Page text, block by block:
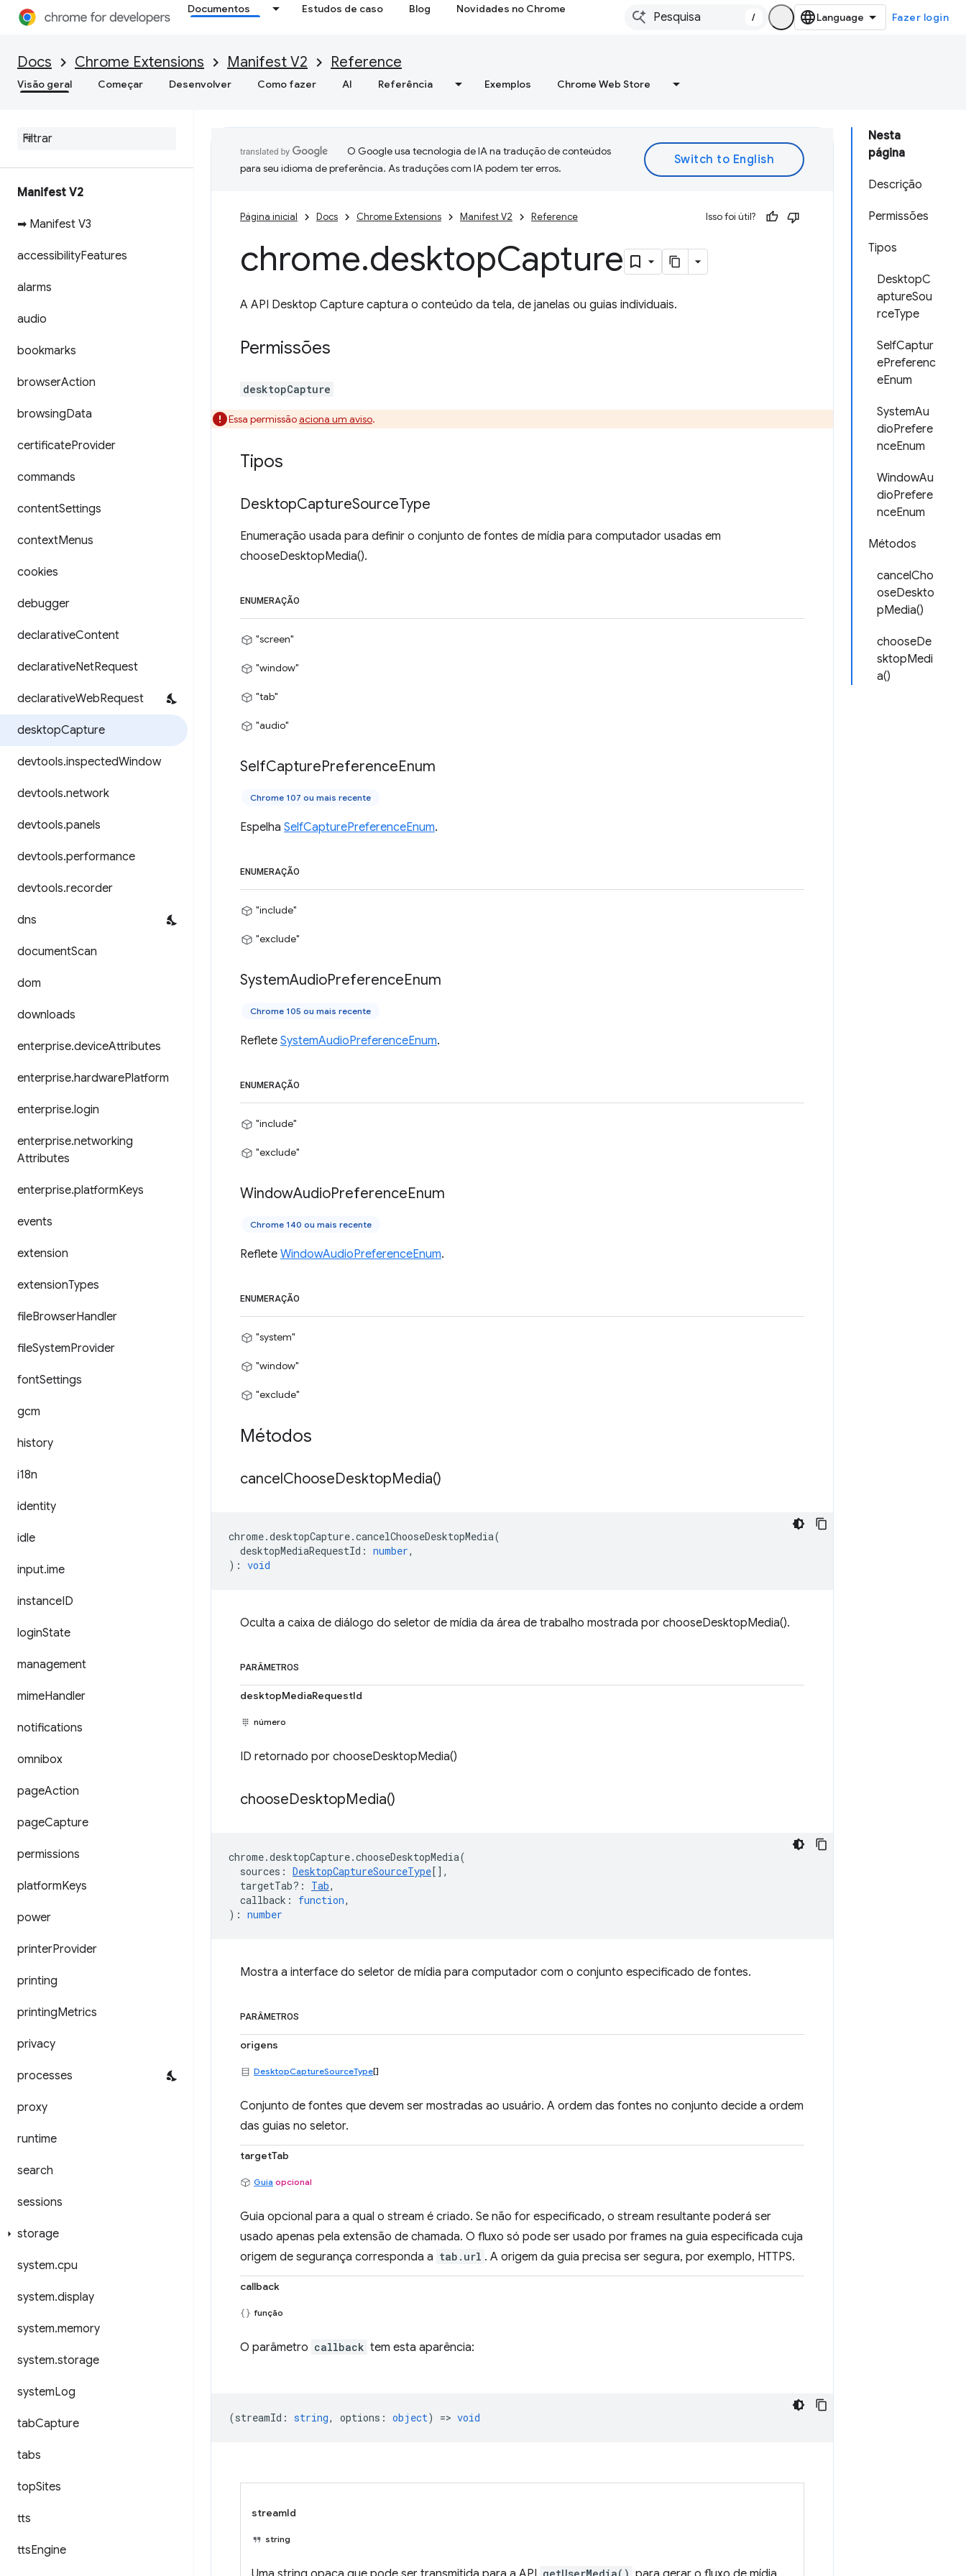
Documentos Estudos de caso Blog Novidades no Chrome
/ Fazer login
Docs Chrome Extensions Manifest V2 Reference
Visão geral Começar Desenvolver Como fazer AI Referência Exemplos Chrome Web Store
Manifest V2
➡ Manifest V3
accessibilityFeatures
alarms
audio
bookmarks
browserAction
browsingData
certificateProvider
commands
contentSettings
contextMenus
cookies
debugger
declarativeContent
declarativeNetRequest
declarativeWebRequest
desktopCapture
devtools.inspectedWindow
devtools.network
devtools.panels
devtools.performance
devtools.recorder
dns
documentScan
dom
downloads
enterprise.deviceAttributes
enterprise.hardwarePlatform
enterprise.login
enterprise.networking
Attributes
enterprise.platformKeys
events
extension
extensionTypes
fileBrowserHandler
fileSystemProvider
fontSettings
gcm
history
i18n
identity
idle
input.ime
instanceID
loginState
management
mimeHandler
notifications
omnibox
pageAction
pageCapture
permissions
platformKeys
power
printerProvider
printing
printingMetrics
privacy
processes
proxy
runtime
search
sessions
storage
system.cpu
system.display
system.memory
system.storage
systemLog
tabCapture
tabs
topSites
tts
ttsEngine
Nesta
página
Descrição
Permissões
Tipos
DesktopC
aptureSou
rceType
SelfCaptur
ePreferenc
eEnum
SystemAu
dioPrefere
nceEnum
WindowAu
dioPrefere
nceEnum
Métodos
cancelCho
oseDeskto
pMedia()
chooseDe
sktopMedi
a()
O Google usa tecnologia de IA na tradução de conteúdos
para seu idioma de preferência. As traduções com IA podem ter erros.
Página inicial Docs Chrome Extensions Manifest V2 Reference Isso foi útil?
chrome.desktopCapture
A API Desktop Capture captura o conteúdo da tela, de janelas ou guias individuais.
Permissões
desktopCapture
Essa permissãoaciona um aviso.
Tipos
DesktopCaptureSourceType
Enumeração usada para definir o conjunto de fontes de mídia para computador usadas em
chooseDesktopMedia().
ENUMERAÇÃO
"screen"
"window"
"tab"
"audio"
SelfCapturePreferenceEnum
Chrome 107 ou mais recente
Espelha SelfCapturePreferenceEnum.
ENUMERAÇÃO
"include"
"exclude"
SystemAudioPreferenceEnum
Chrome 105 ou mais recente
Reflete SystemAudioPreferenceEnum.
ENUMERAÇÃO
"include"
"exclude"
WindowAudioPreferenceEnum
Chrome 140 ou mais recente
Reflete WindowAudioPreferenceEnum.
ENUMERAÇÃO
"system"
"window"
"exclude"
Métodos
cancelChooseDesktopMedia()
chrome.desktopCapture.cancelChooseDesktopMedia(
desktopMediaRequestId : number,
) : void
Oculta a caixa de diálogo do seletor de mídia da área de trabalho mostrada por chooseDesktopMedia().
PARÂMETROS
desktopMediaRequestId
número
ID retornado por chooseDesktopMedia()
chooseDesktopMedia()
chrome.desktopCapture.chooseDesktopMedia(
sources : DesktopCaptureSourceType[],
targetTab? : Tab,
callback : function,
) : number
Mostra a interface do seletor de mídia para computador com o conjunto especificado de fontes.
PARÂMETROS
origens
DesktopCaptureSourceType[]
Conjunto de fontes que devem ser mostradas ao usuário. A ordem das fontes no conjunto decide a ordem
das guias no seletor.
targetTab
Guia opcional
Guia opcional para a qual o stream é criado. Se não for especificado, o stream resultante poderá ser
usado apenas pela extensão de chamada. O fluxo só pode ser usado por frames na guia especificada cuja
origem de segurança corresponda a tab.url . A origem da guia precisa ser segura, por exemplo, HTTPS.
callback
função
O parâmetro callback tem esta aparência:
(streamId : string, options : object) => void
streamId
string